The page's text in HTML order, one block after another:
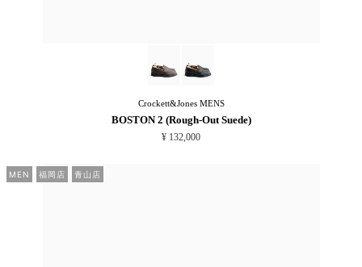
Crockett&JonesMENS
BOSTON 2 (Rough-Out Suede)
¥ 132,000
MEN 福岡店 青山店